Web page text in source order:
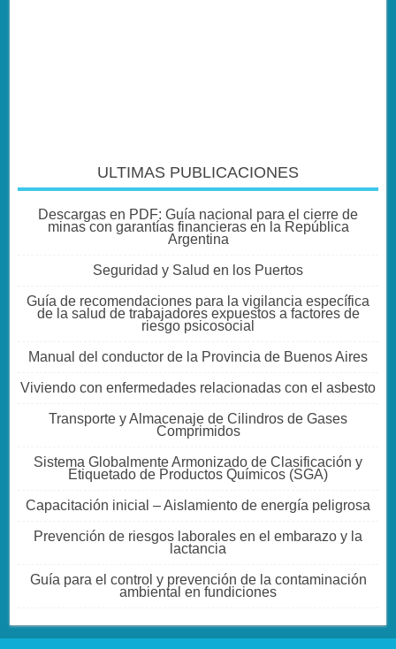
ULTIMAS PUBLICACIONES
Descargas en PDF: Guía nacional para el cierre de
minas con garantías financieras en la República
Argentina
Seguridad y Salud en los Puertos
Guía de recomendaciones para la vigilancia específica
de la salud de trabajadores expuestos a factores de
riesgo psicosocial
Manual del conductor de la Provincia de Buenos Aires
Viviendo con enfermedades relacionadas con el asbesto
Transporte y Almacenaje de Cilindros de Gases
Comprimidos
Sistema Globalmente Armonizado de Clasificación y
Etiquetado de Productos Químicos (SGA)
Capacitación inicial – Aislamiento de energía peligrosa
Prevención de riesgos laborales en el embarazo y la
lactancia
Guía para el control y prevención de la contaminación
ambiental en fundiciones